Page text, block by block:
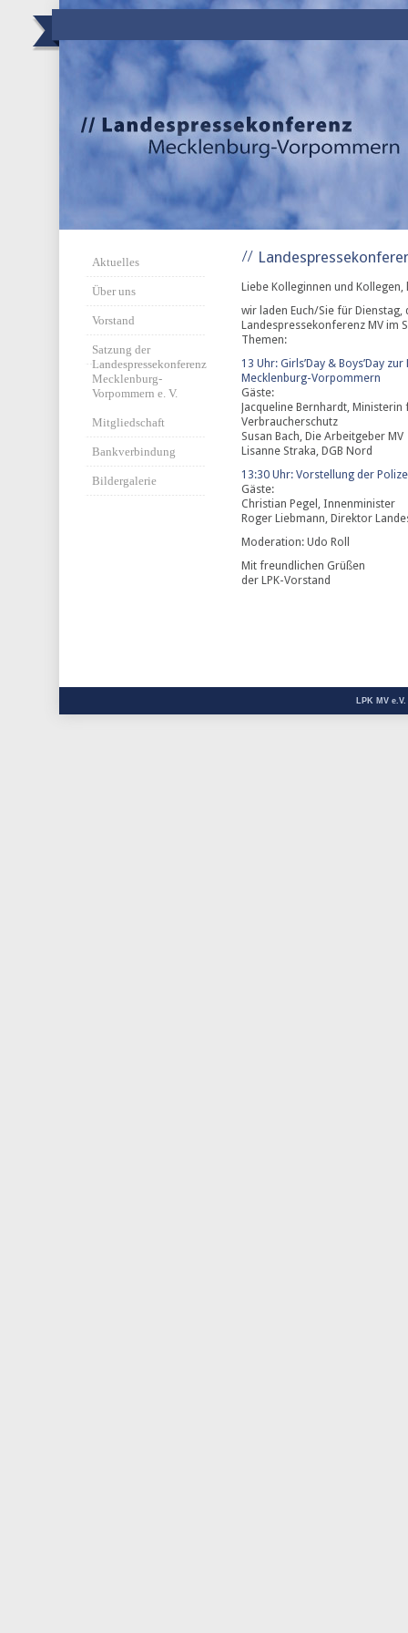
Aktuelles
Über uns
Vorstand
Satzung der
Landespressekonferenz
Mecklenburg-
Vorpommern e. V.
Mitgliedschaft
Bankverbindung
Bildergalerie
Liebe Kolleginnen und Kollegen,
wir laden Euch/Sie für Dienstag,
Landespressekonferenz MV im
Themen:
13 Uhr: Girls’Day & Boys’Day
Mecklenburg-Vorpommern
Gäste:
Jacqueline Bernhardt, Ministerin
Verbraucherschutz
Susan Bach, Die Arbeitgeber MV
Lisanne Straka, DGB Nord
13:30 Uhr: Vorstellung der
Gäste:
Christian Pegel, Innenminister
Roger Liebmann, Direktor
Moderation: Udo Roll
Mit freundlichen Grüßen
der LPK-Vorstand
LPK MV e.V.